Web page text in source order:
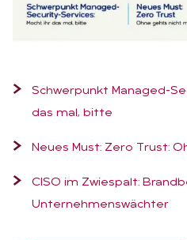
Schwerpunkt Managed-
das mal, bitte
Neues Must: Zero Trust:
CISO im Zwiespalt:
Unternehmenswächter